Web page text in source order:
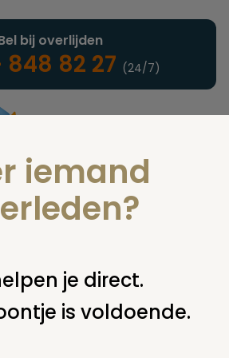
uitvaartonderneming
bij overlijden
82 27 (24/7)
artikelen & rapporten
iemand
je direct.
is voldoende.